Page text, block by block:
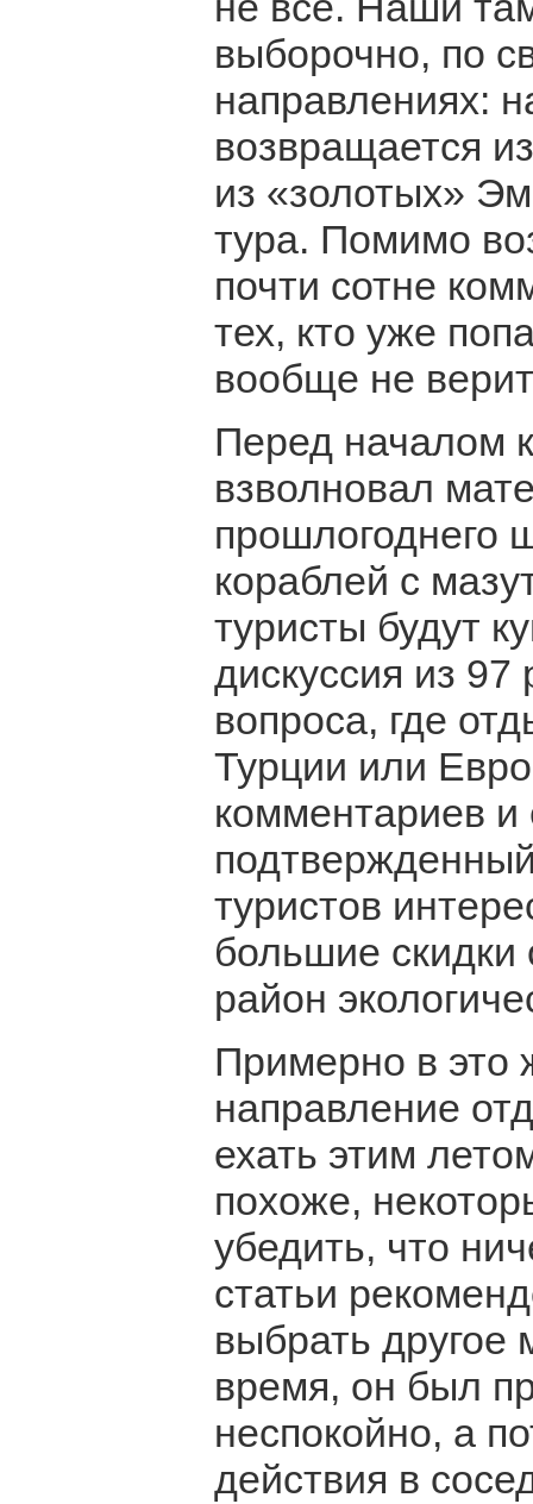
выборочно, по
направлениях:
возвращается
из «золотых»
тура. Помимо
почти сотне
тех, кто уже
вообще не
Перед началом
взволновал
прошлогоднего
кораблей с
туристы будут
дискуссия из 97
вопроса, где
Турции или
комментариев
туристов
большие скидки
район
Примерно в это
направление
ехать этим
похоже,
убедить, что
статьи
выбрать другое
время, он был
неспокойно, а
действия в